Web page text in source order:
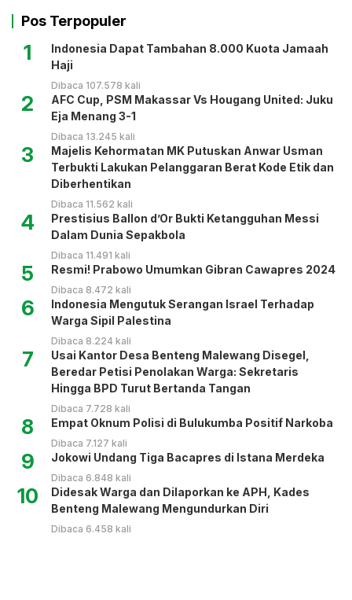
Pos Terpopuler
1
Indonesia Dapat Tambahan 8.000 Kuota Jamaah
Haji
Dibaca 107.578 kali
2
AFC Cup, PSM Makassar Vs Hougang United: Juku
Eja Menang 3-1
Dibaca 13.245 kali
3
Majelis Kehormatan MK Putuskan Anwar Usman
Terbukti Lakukan Pelanggaran Berat Kode Etik dan
Diberhentikan
Dibaca 11.562 kali
4
Prestisius Ballon d’Or Bukti Ketangguhan Messi
Dalam Dunia Sepakbola
Dibaca 11.491 kali
5 Resmi! Prabowo Umumkan Gibran Cawapres 2024
Dibaca 8.472 kali
6
Indonesia Mengutuk Serangan Israel Terhadap
Warga Sipil Palestina
Dibaca 8.224 kali
7
Usai Kantor Desa Benteng Malewang Disegel,
Beredar Petisi Penolakan Warga: Sekretaris
Hingga BPD Turut Bertanda Tangan
Dibaca 7.728 kali
8 Empat Oknum Polisi di Bulukumba Positif Narkoba
Dibaca 7.127 kali
9 Jokowi Undang Tiga Bacapres di Istana Merdeka
Dibaca 6.848 kali
10
Didesak Warga dan Dilaporkan ke APH, Kades
Benteng Malewang Mengundurkan Diri
Dibaca 6.458 kali